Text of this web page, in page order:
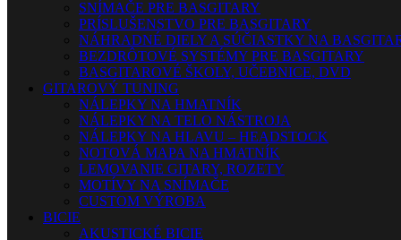
SNÍMAČE PRE BASGITARY
PRÍSLUŠENSTVO PRE BASGITARY
NÁHRADNÉ DIELY A SÚČIASTKY NA
BEZDRÔTOVÉ SYSTÉMY PRE BASGITARY
BASGITAROVÉ ŠKOLY, UČEBNICE, DVD
GITAROVÝ TUNING
NÁLEPKY NA HMATNÍK
NÁLEPKY NA TELO NÁSTROJA
NÁLEPKY NA HLAVU – HEADSTOCK
NOTOVÁ MAPA NA HMATNÍK
LEMOVANIE GITARY, ROZETY
MOTÍVY NA SNÍMAČE
CUSTOM VÝROBA
BICIE
AKUSTICKÉ BICIE